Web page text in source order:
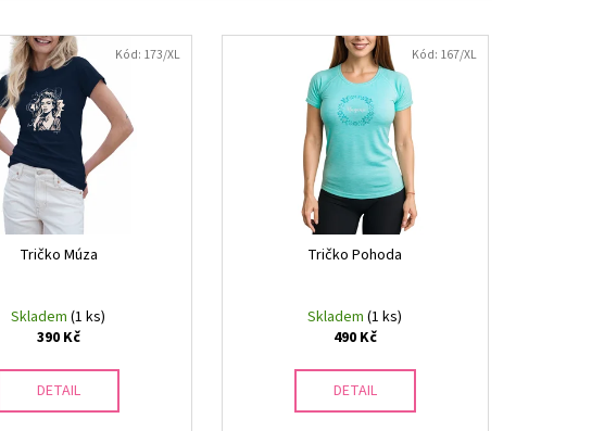
Tričko Múza
Skladem(1 ks)
390 Kč
DETAIL
Kód: 173/XL
Tričko Pohoda
Skladem(1 ks)
490 Kč
DETAIL
Kód: 167/XL